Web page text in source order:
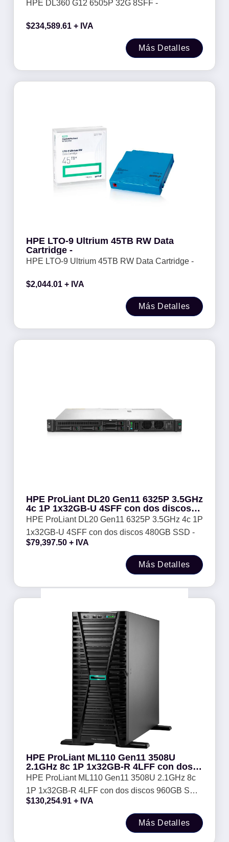
HPE DL360 G12 6505P 32G 8SFF -
$234,589.61 + IVA
Más Detalles
HPE LTO-9 Ultrium 45TB RW Data
Cartridge -
HPE LTO-9 Ultrium 45TB RW Data Cartridge -
$2,044.01 + IVA
Más Detalles
HPE ProLiant DL20 Gen11 6325P 3.5GHz
4c 1P 1x32GB-U 4SFF con dos discos
480GB SSD -
HPE ProLiant DL20 Gen11 6325P 3.5GHz 4c 1P
1x32GB-U 4SFF con dos discos 480GB SSD -
$79,397.50 + IVA
Más Detalles
HPE ProLiant ML110 Gen11 3508U
2.1GHz 8c 1P 1x32GB-R 4LFF con dos
discos 960GB SSD -
HPE ProLiant ML110 Gen11 3508U 2.1GHz 8c
1P 1x32GB-R 4LFF con dos discos 960GB SSD
-
$130,254.91 + IVA
Más Detalles